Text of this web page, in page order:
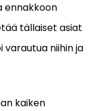
ennakkoon
tällaiset asiat
varautua niihin ja
kaiken